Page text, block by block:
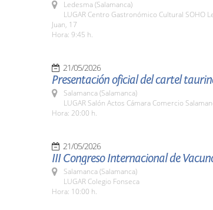
Ledesma (Salamanca)
LUGAR Centro Gastronómico Cultural SOHO
Juan, 17
Hora: 9:45 h.
21/05/2026
Presentación oficial del cartel
Salamanca (Salamanca)
LUGAR Salón Actos Cámara Comercio
Hora: 20:00 h.
21/05/2026
III Congreso Internacional de
Salamanca (Salamanca)
LUGAR Colegio Fonseca
Hora: 10:00 h.